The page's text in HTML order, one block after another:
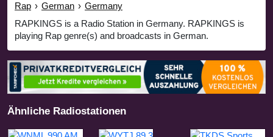
Rap › German › Germany
RAPKINGS is a Radio Station in Germany. RAPKINGS is
playing Rap genre(s) and broadcasts in German.
Ähnliche Radiostationen